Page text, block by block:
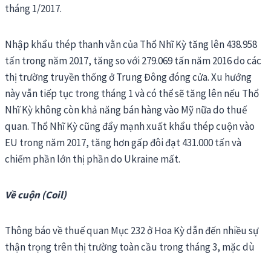
tháng 1/2017.
Nhập khẩu thép thanh vằn của Thổ Nhĩ Kỳ tăng lên 438.958
tấn trong năm 2017, tăng so với 279.069 tấn năm 2016 do các
thị trường truyền thống ở Trung Đông đóng cửa. Xu hướng
này vẫn tiếp tục trong tháng 1 và có thể sẽ tăng lên nếu Thổ
Nhĩ Kỳ không còn khả năng bán hàng vào Mỹ nữa do thuế
quan. Thổ Nhĩ Kỳ cũng đẩy mạnh xuất khẩu thép cuộn vào
EU trong năm 2017, tăng hơn gấp đôi đạt 431.000 tấn và
chiếm phần lớn thị phần do Ukraine mất.
Về cuộn (Coil)
Thông báo về thuế quan Mục 232 ở Hoa Kỳ dẫn đến nhiều sự
thận trọng trên thị trường toàn cầu trong tháng 3, mặc dù